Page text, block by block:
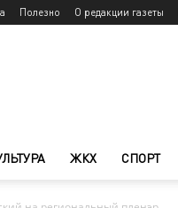
Полезно О редакции газеты
ЖКХ СПОРТ